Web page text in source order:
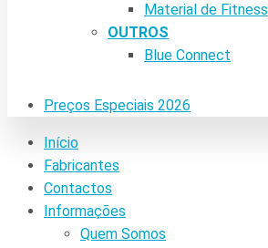
Material de Fitness
OUTROS
Blue Connect
Preços Especiais 2026
Início
Fabricantes
Contactos
Informações
Quem Somos